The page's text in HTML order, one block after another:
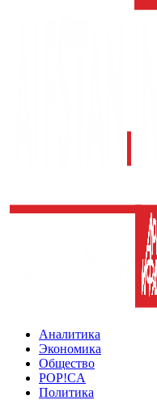
Аналитика
Экономика
Общество
POP!CA
Политика